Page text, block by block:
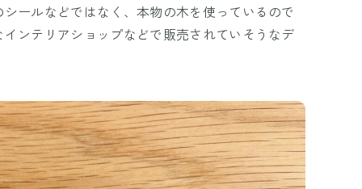
ールなどではなく、本物の木を使っているので
ンテリアショップなどで販売されていそうなデ